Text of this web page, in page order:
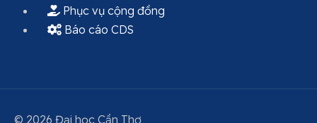
Phục vụ cộng đồng
Báo cáo CDS
© 2026 Đại học Cần Thơ